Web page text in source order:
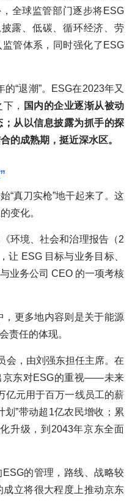
全球监管部门逐步将ESG
露、低碳、循环经济、劳
管体系，同时强化了ESG
“退潮”。ESG在2023年又
，
国内的企业逐渐从被动
从以信息披露为抓手的探
的成熟期，挺近深水区。
“真刀实枪”地干起来了。这
变化。
环境、社会和治理报告（2
让 ESG 目标与业务目标、
业务公司 CEO 的一项考核
更多地内容则是关于能源
责任的体现。
会，由刘强东担任主席。在
京东对ESG的重视——未来
亿元用于百万一线员工的薪
划”带动超1亿农民增收；累
升级，到2043年京东全面
的管理，路线、战略较
立将很大程度上推动京东